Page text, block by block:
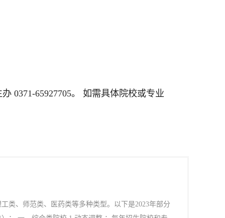
0371-65927705。 如需具体院校或专业
类、师范类、医药类等多种类型。以下是2023年部分